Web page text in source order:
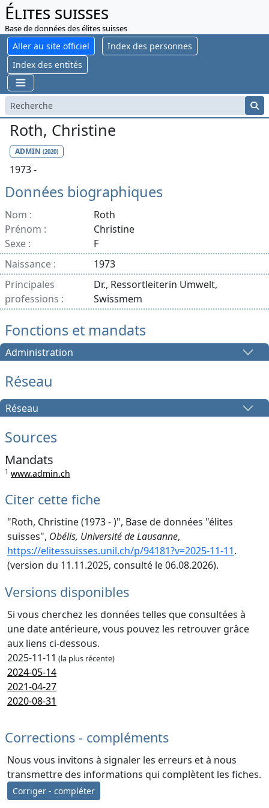
Élites suisses
Base de données des élites suisses
Aller au site officiel
Index des personnes
Index des entités
Roth, Christine
ADMIN (2020)
1973 -
Données biographiques
Nom :
Roth
Prénom :
Christine
Sexe :
F
Naissance :
1973
Principales
professions :
Dr., Ressortleiterin Umwelt,
Swissmem
Fonctions et mandats
Administration
Réseau
Réseau
Sources
Mandats
1 www.admin.ch
Citer cette fiche
"Roth, Christine (1973 - )", Base de données "élites
suisses", Obélis, Université de Lausanne,
https://elitessuisses.unil.ch/p/94181?v=2025-11-11.
(version du 11.11.2025, consulté le 06.08.2026).
Versions disponibles
Si vous cherchez les données telles que consultées à
une date antérieure, vous pouvez les retrouver grâce
aux liens ci-dessous.
2025-11-11 (la plus récente)
2024-05-14
2021-04-27
2020-08-31
Corrections - compléments
Nous vous invitons à signaler les erreurs et à nous
transmettre des informations qui complètent les fiches.
Corriger - compléter